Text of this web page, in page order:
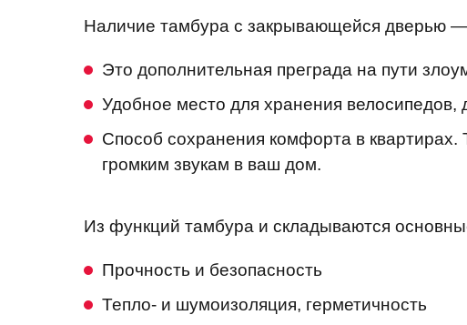
Наличие тамбура с закрывающейся дверью
Это дополнительная преграда на пути
Удобное место для хранения велосипедов,
Способ сохранения комфорта в квартирах.
громким звукам в ваш дом.
Из функций тамбура и складываются
Прочность и безопасность
Тепло- и шумоизоляция, герметичность